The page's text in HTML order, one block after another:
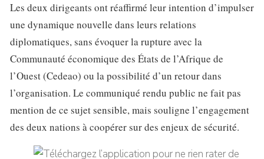
Les deux dirigeants ont réaffirmé leur intention d’impulser
une dynamique nouvelle dans leurs relations
diplomatiques, sans évoquer la rupture avec la
Communauté économique des États de l’Afrique de
l’Ouest (Cedeao) ou la possibilité d’un retour dans
l’organisation. Le communiqué rendu public ne fait pas
mention de ce sujet sensible, mais souligne l’engagement
des deux nations à coopérer sur des enjeux de sécurité.